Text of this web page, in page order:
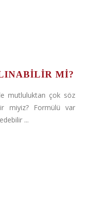
MI?
mutluluktan çok söz
miyiz? Formülü var
...